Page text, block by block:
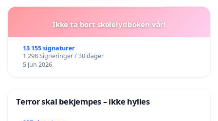
Ikke ta bort skolelydboken vår!
13 155 signaturer
1 298 Signeringer / 30 dager
5 Jun 2026
Terror skal bekjempes – ikke hylles